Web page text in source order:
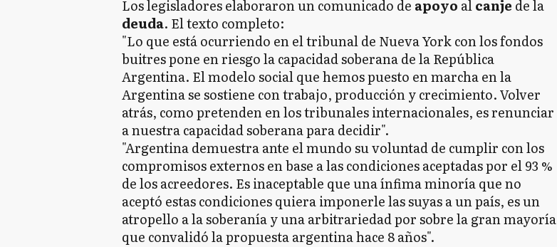
Los legisladores elaboraron un comunicado de apoyo alcanje de la
deuda. El texto completo:
"Lo que está ocurriendo en el tribunal de Nueva York con los fondos
buitres pone en riesgo la capacidad soberana de la República
Argentina. El modelo social que hemos puesto en marcha en la
Argentina se sostiene con trabajo, producción y crecimiento. Volver
atrás, como pretenden en los tribunales internacionales, es renunciar
a nuestra capacidad soberana para decidir".
"Argentina demuestra ante el mundo su voluntad de cumplir con los
compromisos externos en base a las condiciones aceptadas por el 93 %
de los acreedores. Es inaceptable que una ínfima minoría que no
aceptó estas condiciones quiera imponerle las suyas a un país, es un
atropello a la soberanía y una arbitrariedad por sobre la gran mayoría
que convalidó la propuesta argentina hace 8 años".